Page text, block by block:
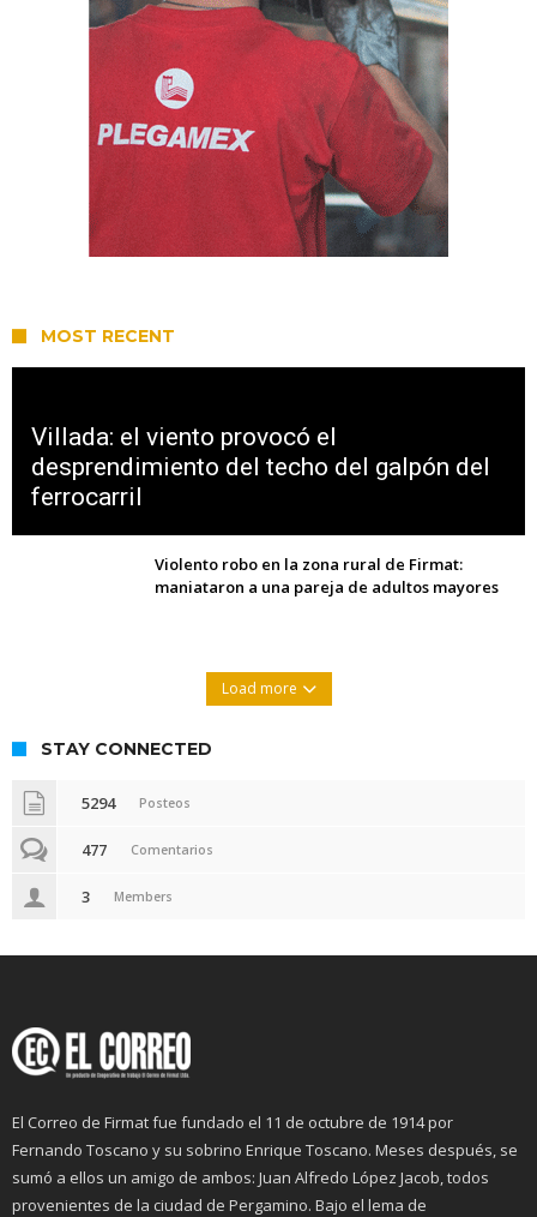
MOST RECENT
Villada: el viento provocó el
desprendimiento del techo del galpón del
ferrocarril
Violento robo en la zona rural de Firmat:
maniataron a una pareja de adultos mayores
Load more
STAY CONNECTED
5294 Posteos
477 Comentarios
3 Members
El Correo de Firmat fue fundado el 11 de octubre de 1914 por
Fernando Toscano y su sobrino Enrique Toscano. Meses después, se
sumó a ellos un amigo de ambos: Juan Alfredo López Jacob, todos
provenientes de la ciudad de Pergamino. Bajo el lema de